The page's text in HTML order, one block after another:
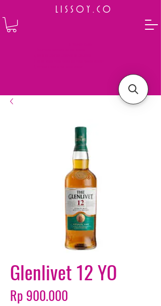
L I S S O Y . C O
Glenlivet 12 YO
Rp 900.000